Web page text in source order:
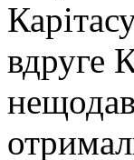
вдруге